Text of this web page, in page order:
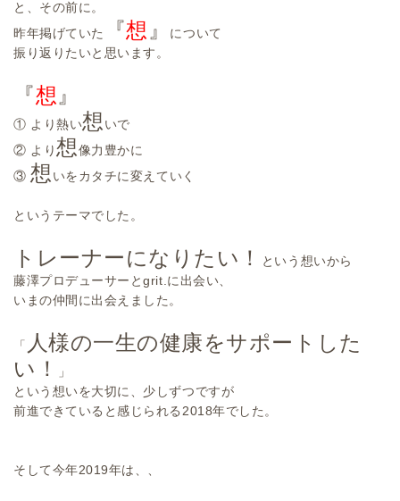
と、その前に。
昨年掲げていた
『想 』
について
振り返りたいと思います。
『想 』
① より熱い想 いで
② より想 像力豊かに
③想 いをカタチに変えていく
というテーマでした。
トレーナーになりたい！
という想いから
藤澤プロデューサーとgrit.に出会い、
いまの仲間に出会えました。
「
人様の一生の健康をサポートした
い！
」
という想いを大切に、少しずつですが
前進できていると感じられる2018年でした。
そして今年2019年は、、